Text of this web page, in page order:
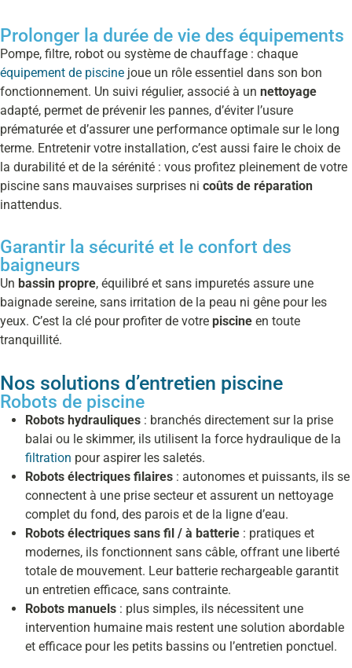
Prolonger la durée de vie des équipements
Pompe, filtre, robot ou système de chauffage : chaque
équipement de piscine joue un rôle essentiel dans son bon
fonctionnement. Un suivi régulier, associé à un nettoyage
adapté, permet de prévenir les pannes, d’éviter l’usure
prématurée et d’assurer une performance optimale sur le long
terme. Entretenir votre installation, c’est aussi faire le choix de
la durabilité et de la sérénité : vous profitez pleinement de votre
piscine sans mauvaises surprises ni coûts de réparation
inattendus.
Garantir la sécurité et le confort des
baigneurs
Un bassin propre, équilibré et sans impuretés assure une
baignade sereine, sans irritation de la peau ni gêne pour les
yeux. C’est la clé pour profiter de votre piscine en toute
tranquillité.
Nos solutions d’entretien piscine
Robots de piscine
Robots hydrauliques : branchés directement sur la prise
balai ou le skimmer, ils utilisent la force hydraulique de la
filtration pour aspirer les saletés.
Robots électriques filaires : autonomes et puissants, ils se
connectent à une prise secteur et assurent un nettoyage
complet du fond, des parois et de la ligne d’eau.
Robots électriques sans fil / à batterie : pratiques et
modernes, ils fonctionnent sans câble, offrant une liberté
totale de mouvement. Leur batterie rechargeable garantit
un entretien efficace, sans contrainte.
Robots manuels : plus simples, ils nécessitent une
intervention humaine mais restent une solution abordable
et efficace pour les petits bassins ou l’entretien ponctuel.